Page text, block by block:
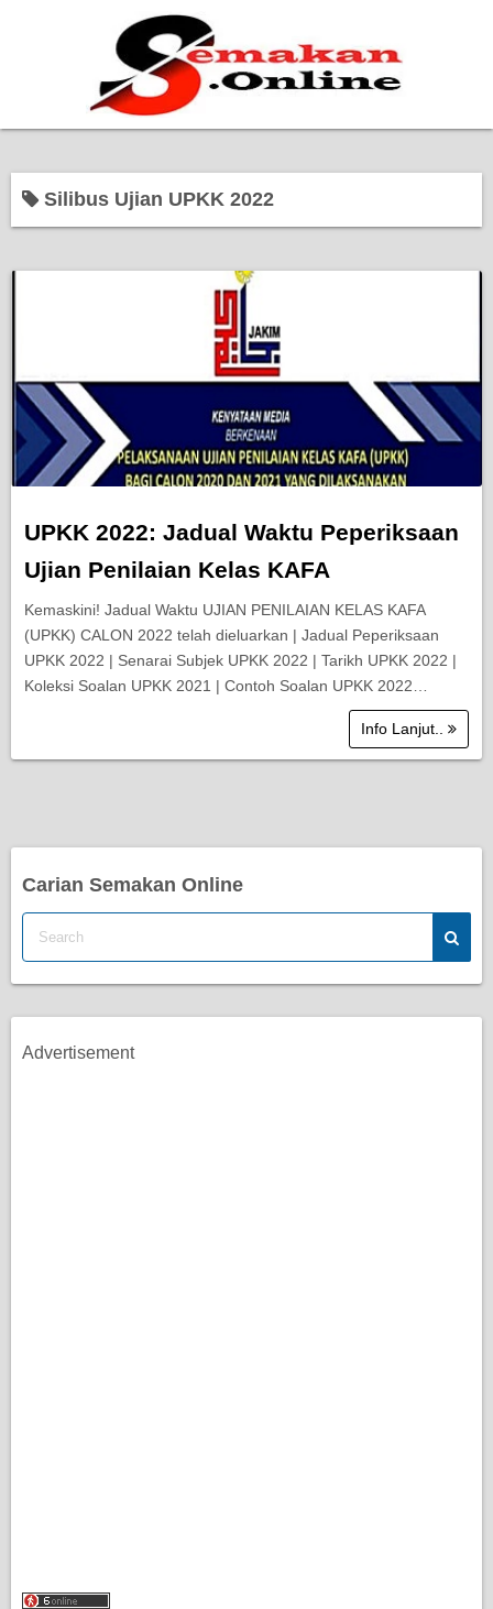
Bantuan Kerajaan
Silibus Ujian UPKK 2022
UPKK 2022: Jadual Waktu Peperiksaan
Ujian Penilaian Kelas KAFA
Kemaskini! Jadual Waktu UJIAN PENILAIAN KELAS KAFA
(UPKK) CALON 2022 telah dieluarkan | Jadual Peperiksaan
UPKK 2022 | Senarai Subjek UPKK 2022 | Tarikh UPKK 2022 |
Koleksi Soalan UPKK 2021 | Contoh Soalan UPKK 2022…
Info Lanjut..
Carian Semakan Online
Advertisement